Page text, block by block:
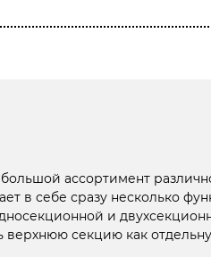
ассортимент
в себе сразу несколько
и
верхнюю секцию как